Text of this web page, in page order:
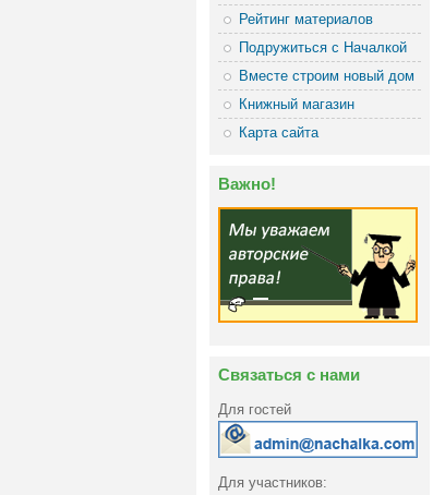
Рейтинг материалов
Подружиться с Началкой
Вместе строим новый дом
Книжный магазин
Карта сайта
Важно!
Связаться с нами
Для гостей
Для участников: